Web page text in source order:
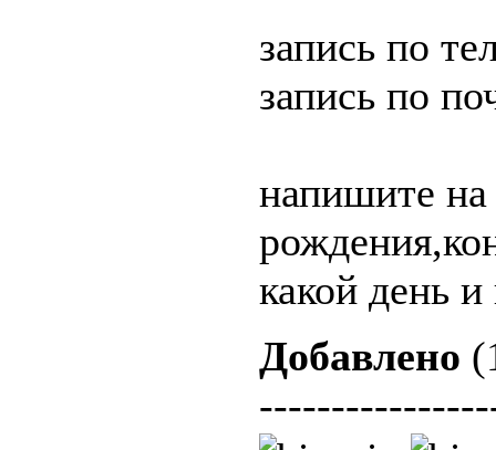
запись по
запись по
напишите
какой день
Добавлено